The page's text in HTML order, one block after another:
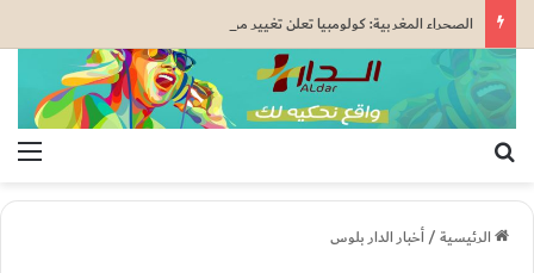
الرئيسية/أخبار الدار بلوس